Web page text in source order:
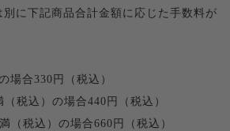
に下記商品合計金額に応じた手数料が
場合330円（税込）
税込）の場合440円（税込）
（税込）の場合660円（税込）